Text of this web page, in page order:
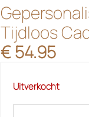
Tijdloos
€54.95
Uitverkocht